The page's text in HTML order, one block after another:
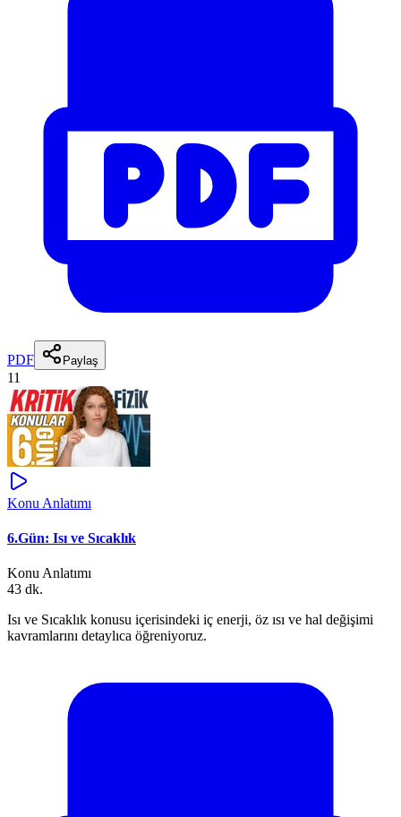
PDF Paylaş
11
Konu Anlatımı
6.Gün: Isı ve Sıcaklık
Konu Anlatımı
43 dk.
Isı ve Sıcaklık konusu içerisindeki iç enerji, öz ısı ve hal değişimi
kavramlarını detaylıca öğreniyoruz.